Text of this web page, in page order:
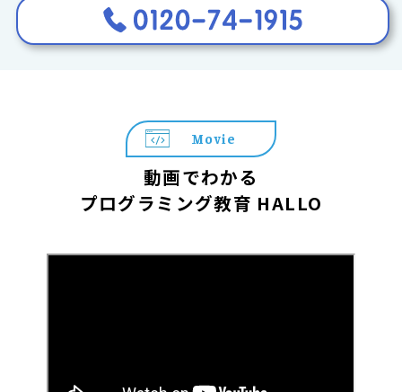
Movie
動画でわかる
プログラミング教育 HALLO